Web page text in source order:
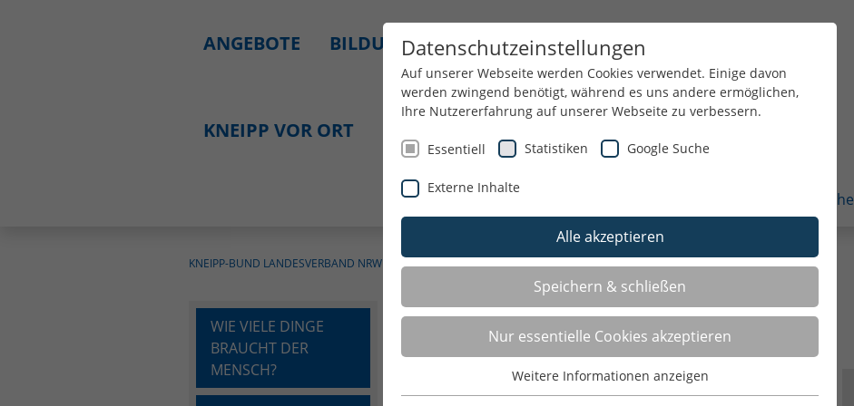
ANGEBOTE BILDUNGSANGEBOTE IM DETAIL
KNEIPP VOR ORT
Suche
KNEIPP-BUND LANDESVERBAND NRW E.V. KNEIPP-BLOG NRW MACH MAL PAUSE!
WIE VIELE DINGE
BRAUCHT DER
MENSCH?
MACH MAL PAUSE!
Um wirklich produktiv zu sein, gehört regelmäßige und gut
durchdachte Erholung zwingend dazu. Das gilt für den
Datenschutzeinstellungen
Auf unserer Webseite werden Cookies verwendet. Einige davon
werden zwingend benötigt, während es uns andere ermöglichen,
Ihre Nutzererfahrung auf unserer Webseite zu verbessern.
Essentiell Statistiken Google Suche
Externe Inhalte
Alle akzeptieren
Speichern & schließen
Nur essentielle Cookies akzeptieren
Weitere Informationen anzeigen